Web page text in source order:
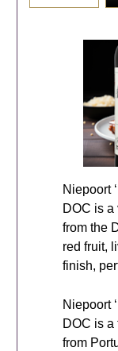
Niepoort
DOC is
from the
red fruit,
finish,
Niepoort
DOC is a
from